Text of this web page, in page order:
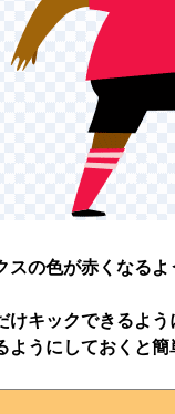
の色が赤くなるよ
キックできるよう
うにしておくと